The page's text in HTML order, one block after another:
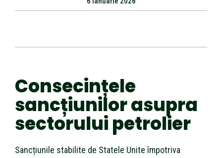
Consecințele
sancțiunilor asupra
sectorului petrolier
Sancțiunile stabilite de Statele Unite împotriva